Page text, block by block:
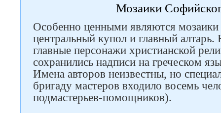
Мозаики
Особенно ценными являются
центральный купол и главный
главные персонажи христианской
сохранились надписи на греческом
Имена авторов неизвестны, но
бригаду мастеров входило восемь
подмастерьев-помощников).